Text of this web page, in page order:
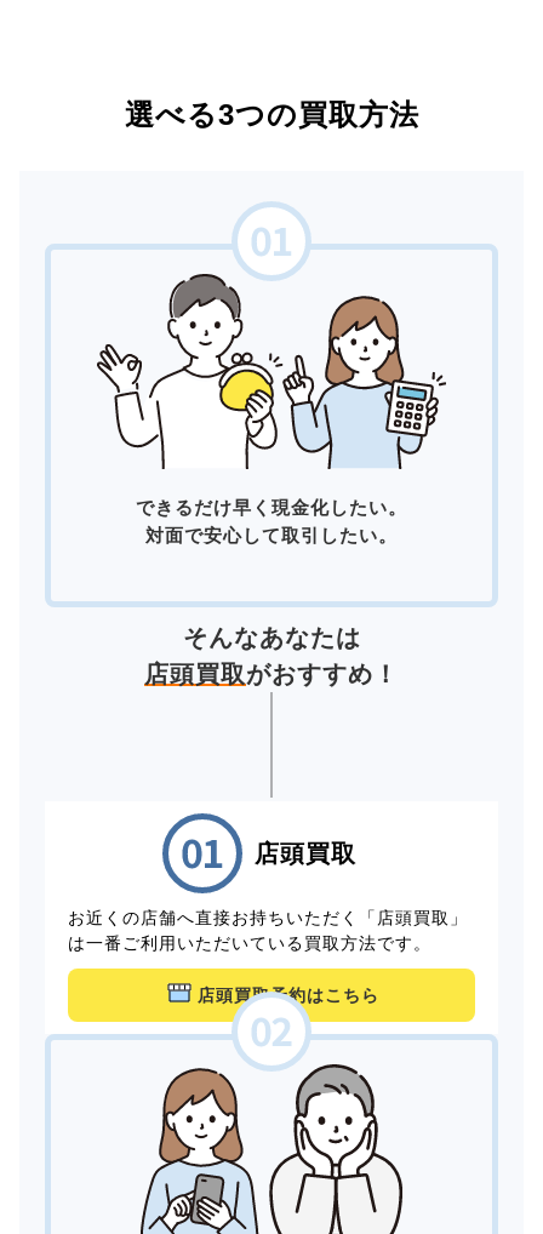
選べる3つの買取方法
できるだけ早く現金化したい。
対面で安心して取引したい。
そんなあなたは
店頭買取がおすすめ！
店頭買取
お近くの店舗へ直接お持ちいただく「店頭買取」
は一番ご利用いただいている買取方法です。
店頭買取予約はこちら